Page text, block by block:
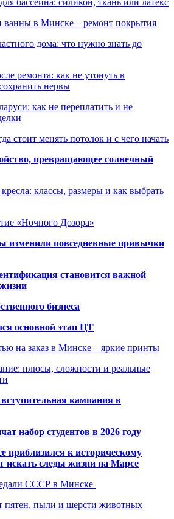
ванны в Минске – ремонт покрытия
дома: что нужно знать до
ремонта: как не утонуть в
нервы
как не переплатить и не
стоит менять потолок и с чего начать
превращающее солнечный
классы, размеры и как выбрать
«Ночного Дозора»
изменили повседневные привычки
становится важной
бизнеса
основной этап ЦТ
на заказ в Минске – яркие принты
плюсы, сложности и реальные
кампания в
набор студентов в 2026 году
приблизился к историческому
искать следы жизни на Марсе
СССР в Минске
пятен, пыли и шерсти животных